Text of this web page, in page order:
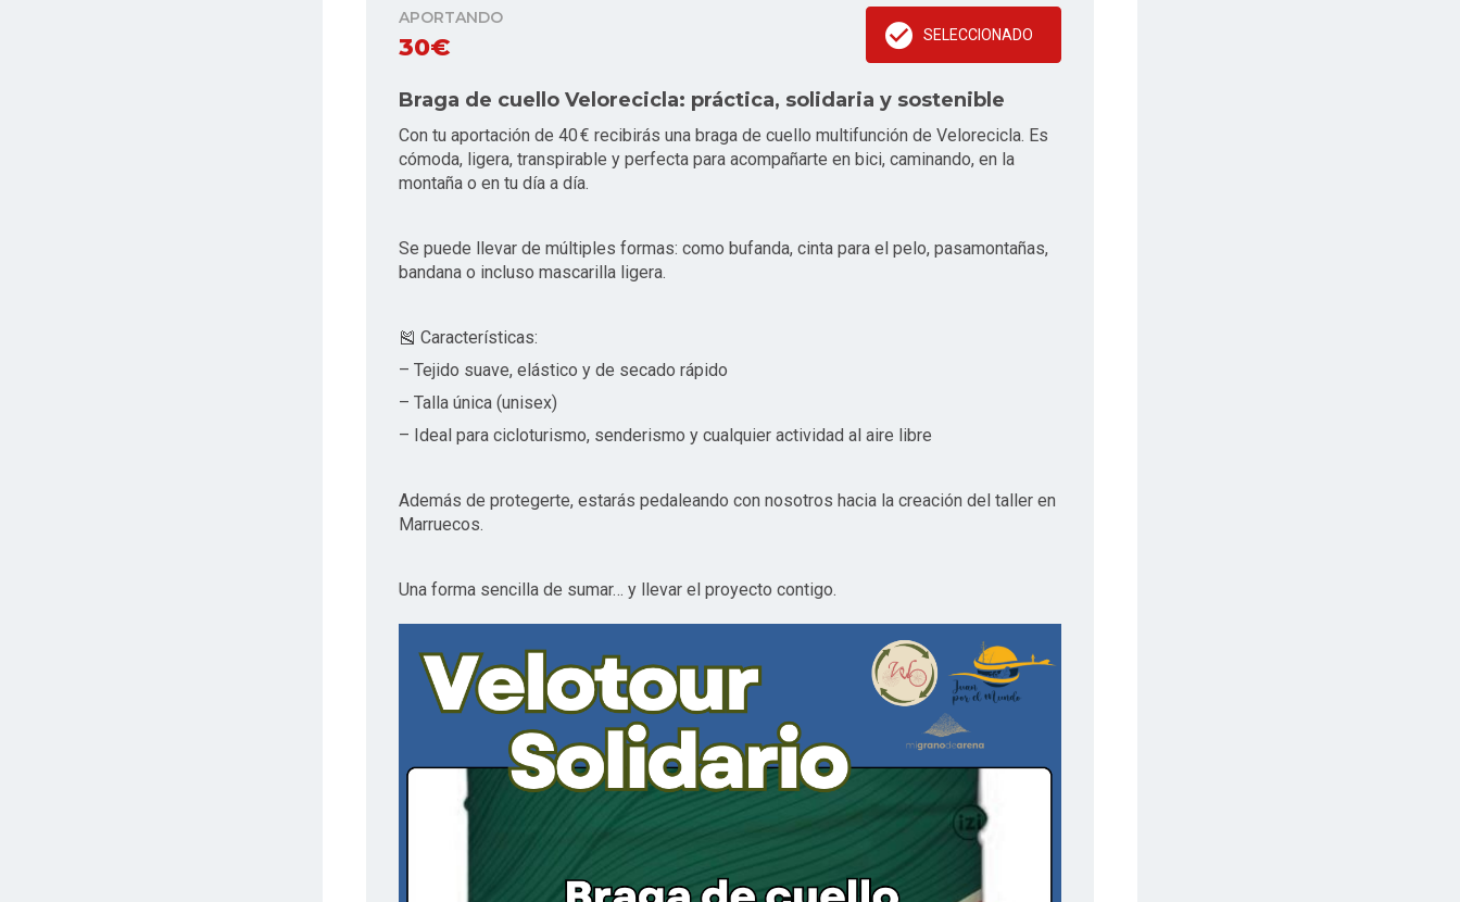
APORTANDO
30€ SELECCIONADO
Braga de cuello Velorecicla: práctica, solidaria y sostenible
Con tu aportación de 40 € recibirás una braga de cuello multifunción de Velorecicla. Es
cómoda, ligera, transpirable y perfecta para acompañarte en bici, caminando, en la
montaña o en tu día a día.
Se puede llevar de múltiples formas: como bufanda, cinta para el pelo, pasamontañas,
bandana o incluso mascarilla ligera.
🎽 Características:
– Tejido suave, elástico y de secado rápido
– Talla única (unisex)
– Ideal para cicloturismo, senderismo y cualquier actividad al aire libre
Además de protegerte, estarás pedaleando con nosotros hacia la creación del taller en
Marruecos.
Una forma sencilla de sumar… y llevar el proyecto contigo.